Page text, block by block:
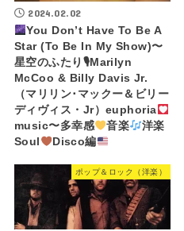
2024.02.02
You Don’t Have To Be A
Star (To Be In My Show)〜
星空のふたり🎙Marilyn
McCoo & Billy Davis Jr.
（マリリン･マックー＆ビリー
ディヴィス・Jr）euphoria
music〜多幸感
音楽
洋楽
Soul
Disco編
ポップ＆ロック（洋楽）